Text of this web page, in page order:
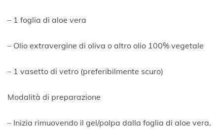
– 1 foglia di aloe vera
– Olio extravergine di oliva o altro olio 100% vegetale
– 1 vasetto di vetro (preferibilmente scuro)
Modalità di preparazione
– Inizia rimuovendo il gel/polpa dalla foglia di aloe vera,